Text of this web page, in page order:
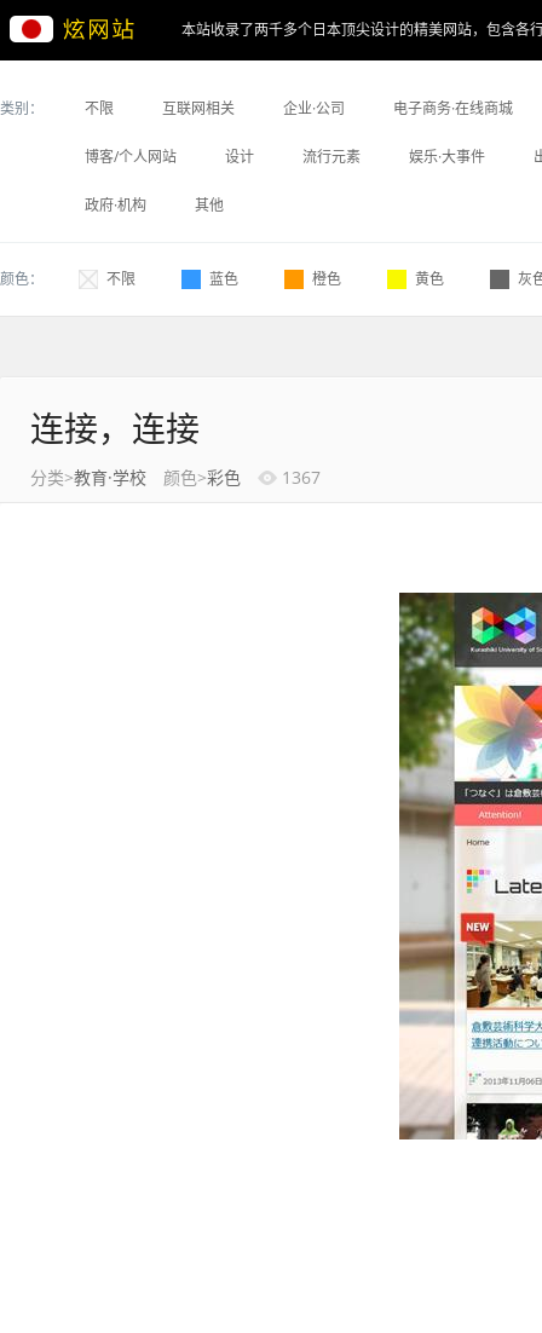
本站收录了两千多个日本顶尖设计的精美网站，包含各
类别： 不限 互联网相关 企业·公司 电子商务·在线商城
博客/个人网站 设计 流行元素 娱乐·大事件
政府·机构 其他
颜色： 不限 蓝色 橙色 黄色 灰
连接，连接
分类>教育·学校 颜色>彩色 1367